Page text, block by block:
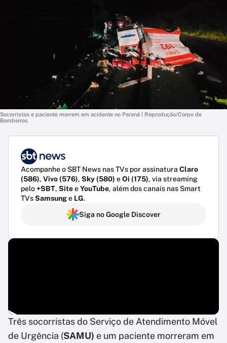
Socorristas e paciente morrem em acidente no Paraná | Reprodução/Corpo de
Bombeiros
Acompanhe o SBT News nas TVs por assinatura Claro
(586), Vivo (576), Sky (580) eOi (175), via streaming
pelo+SBT, SiteeYouTube, além dos canais nas Smart
TVsSamsunge LG.
Siga no Google Discover
Três socorristas do Serviço de Atendimento Móvel
de Urgência (SAMU) e um paciente morreram em